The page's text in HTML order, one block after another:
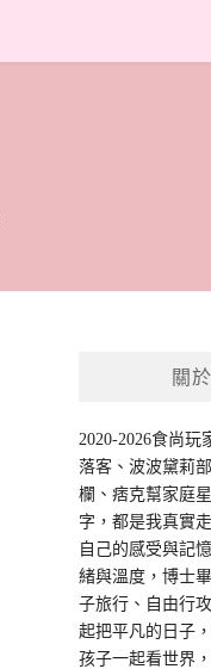
關
2020-2026食尚
落客、波波黛莉
欄、痞克幫家庭
字，都是我真實
自己的感受與記
緒與溫度，博士
子旅行、自由行
起把平凡的日子
孩子一起看世界